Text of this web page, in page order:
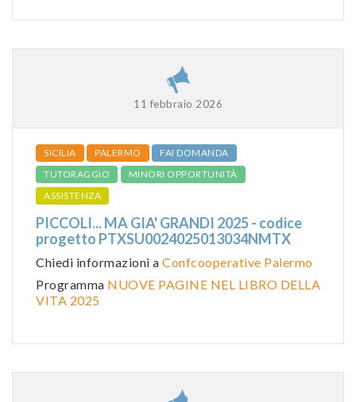
11 febbraio 2026
SICILIA PALERMO
FAI DOMANDA
TUTORAGGIO
MINORI OPPORTUNITÀ
ASSISTENZA
PICCOLI... MA GIA' GRANDI 2025 - codice
progetto PTXSU0024025013034NMTX
Chiedi informazioni a Confcooperative Palermo
Programma NUOVE PAGINE NEL LIBRO DELLA
VITA 2025